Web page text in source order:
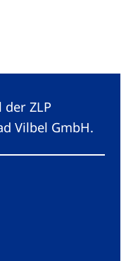
ZLP
Vilbel GmbH.